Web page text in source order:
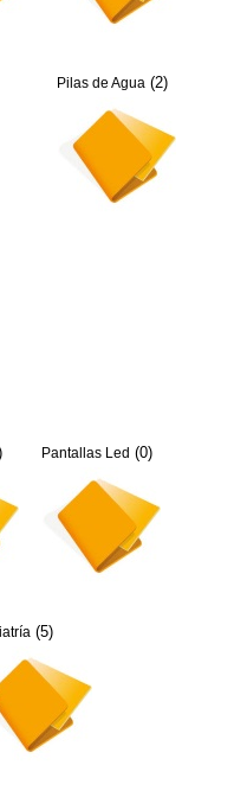
Pilas de Agua (2)
Pantallas Led (0)
(5)